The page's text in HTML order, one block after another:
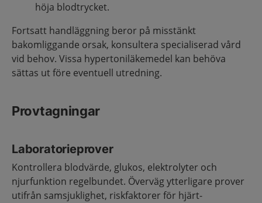
höja blodtrycket.
Fortsatt handläggning beror på misstänkt
bakomliggande orsak, konsultera specialiserad vård
vid behov. Vissa hypertoniläkemedel kan behöva
sättas ut före eventuell utredning.
Provtagningar
Laboratorieprover
Kontrollera blodvärde, glukos, elektrolyter och
njurfunktion regelbundet. Överväg ytterligare prover
utifrån samsjuklighet, riskfaktorer för hjärt-